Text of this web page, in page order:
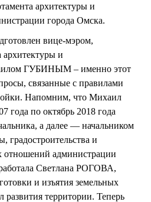
архитектуры и
города Омска.
вице-мэром,
архитектуры и
ГУБИНЫМ – именно этот
связанные с правилами
Напомним, что Михаил
года по октябрь 2018 года
а далее — начальником
градостроительства и
отношений администрации
Светлана РОГОВА,
и изъятия земельных
развития территории. Теперь